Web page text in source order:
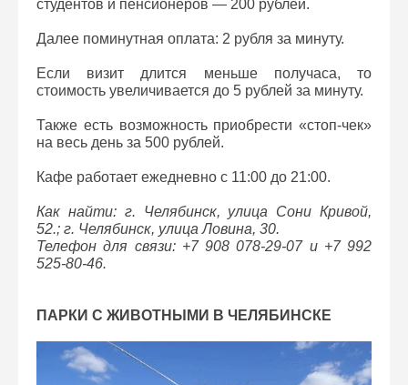
студентов и пенсионеров — 200 рублей.
Далее поминутная оплата: 2 рубля за минуту.
Если визит длится меньше получаса, то
стоимость увеличивается до 5 рублей за минуту.
Также есть возможность приобрести «стоп-чек»
на весь день за 500 рублей.
Кафе работает ежедневно с 11:00 до 21:00.
Как найти: г. Челябинск, улица Сони Кривой,
52.; г. Челябинск, улица Ловина, 30.
Телефон для связи: +7 908 078-29-07 и +7 992
525-80-46.
ПАРКИ С ЖИВОТНЫМИ В ЧЕЛЯБИНСКЕ